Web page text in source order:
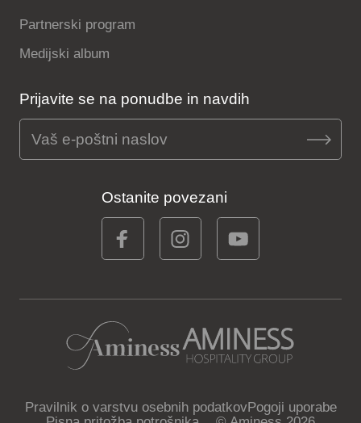
Partnerski program
Medijski album
Prijavite se na ponudbe in navdih
Ostanite povezani
Pravilnik o varstvu osebnih podatkovPogoji uporabe